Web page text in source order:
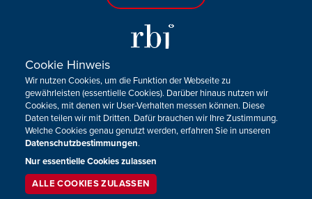
Sie haben noch Fragen oder Anmerkungen?
KONTAKTIEREN SIE UNS!
Impressum Datenschutz
Cookie-Zustimmung anpassen
Cookie Hinweis
Wir nutzen Cookies, um die Funktion der Webseite zu
gewährleisten (essentielle Cookies). Darüber hinaus nutzen wir
Cookies, mit denen wir User-Verhalten messen können. Diese
Daten teilen wir mit Dritten. Dafür brauchen wir Ihre Zustimmung.
Welche Cookies genau genutzt werden, erfahren Sie in unseren
Datenschutzbestimmungen.
Nur essentielle Cookies zulassen
ALLE COOKIES ZULASSEN
LIVESTREAM